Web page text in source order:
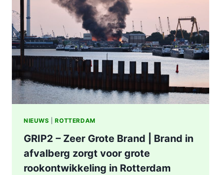
ONDERZOEKT
INCIDENT
AAN
SLACHTHUISKADE
ROTTERDAM
NIEUWS |ROTTERDAM
GRIP2 – Zeer Grote Brand | Brand in
afvalberg zorgt voor grote
rookontwikkeling in Rotterdam